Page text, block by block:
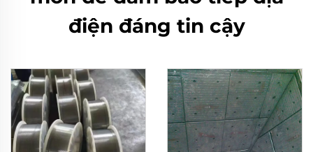
điện đáng tin cậy